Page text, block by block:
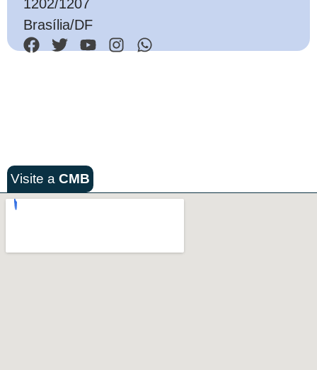
1202/1207
Brasília/DF
Visite a CMB